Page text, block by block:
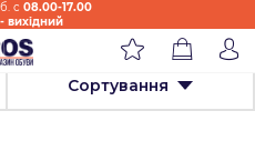
с 08.00-17.00
вихідний
Сортування